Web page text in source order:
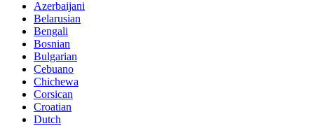
Azerbaijani
Belarusian
Bengali
Bosnian
Bulgarian
Cebuano
Chichewa
Corsican
Croatian
Dutch